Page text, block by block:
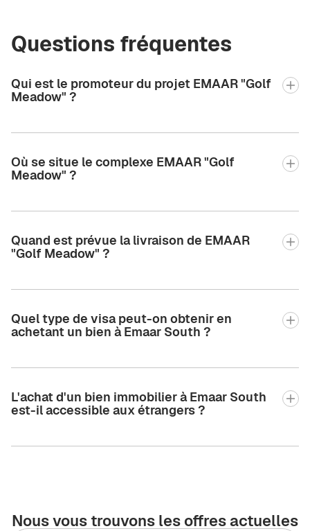
Questions fréquentes
Qui est le promoteur du projet EMAAR "Golf
Meadow" ?
Où se situe le complexe EMAAR "Golf
Meadow" ?
Quand est prévue la livraison de EMAAR
"Golf Meadow" ?
Quel type de visa peut-on obtenir en
achetant un bien à Emaar South ?
L'achat d'un bien immobilier à Emaar South
est-il accessible aux étrangers ?
Nous vous trouvons les offres actuelles